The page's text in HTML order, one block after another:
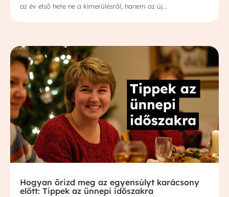
az év első hete ne a kimerülésről, hanem az új...
Hogyan őrizd meg az egyensúlyt karácsony
előtt: Tippek az ünnepi időszakra